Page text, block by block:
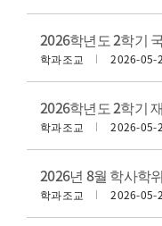
2026학년도 2학기
학과조교 2026-05-
2026학년도 2학기
학과조교 2026-05-
학과조교 2026-05-